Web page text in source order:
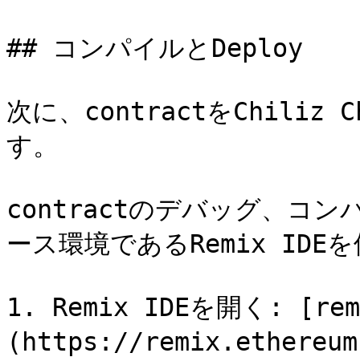
## コンパイルとDeploy
次に、contractをChiliz
す。
contractのデバッグ、コン
ース環境であるRemix IDEを
1. Remix IDEを開く:
(https://